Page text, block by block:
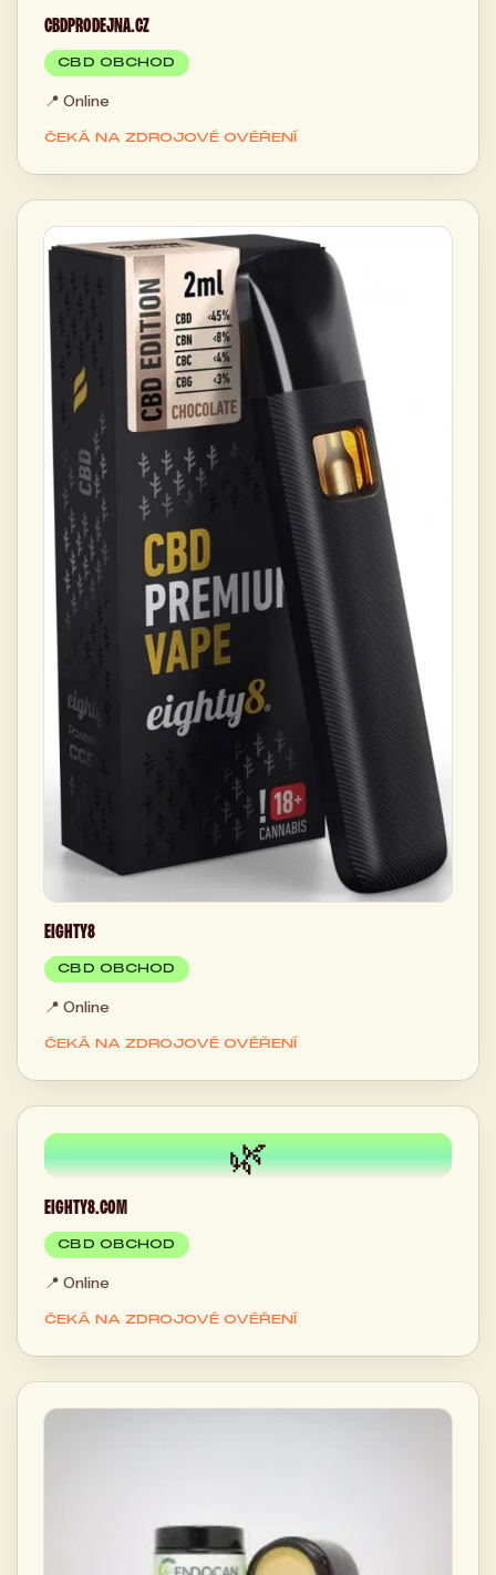
CBDPRODEJNA.CZ
CBD OBCHOD
📍 Online
ČEKÁ NA ZDROJOVÉ OVĚŘENÍ
EIGHTY8
CBD OBCHOD
📍 Online
ČEKÁ NA ZDROJOVÉ OVĚŘENÍ
🌿
EIGHTY8.COM
CBD OBCHOD
📍 Online
ČEKÁ NA ZDROJOVÉ OVĚŘENÍ